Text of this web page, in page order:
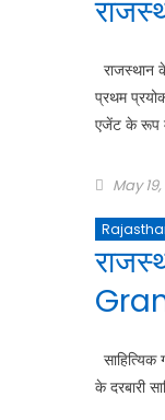
राजस्थान
प्रथम
एजेंट के रूप
May
के दरबारी